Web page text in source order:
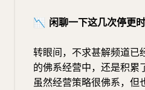
📉 闲聊一下这几次停更
转眼间，不求甚解频道已
的佛系经营中，还是积累
虽然经营策略很佛系，但